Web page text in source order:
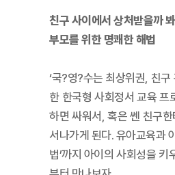
친구 사이에서 상처받을까
부모를 위한 명쾌한 해법
‘국?영?수는 최상위권, 친
한 한국형 사회정서 교육 프
하면 싸워서, 혹은 쎈 친구
서나가게 된다. 유아교육과
법’까지 아이의 사회성을